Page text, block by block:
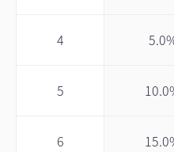
4
5
6